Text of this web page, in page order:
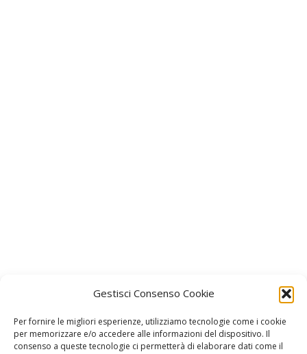
Gestisci Consenso Cookie
Per fornire le migliori esperienze, utilizziamo tecnologie come i cookie
per memorizzare e/o accedere alle informazioni del dispositivo. Il
consenso a queste tecnologie ci permetterà di elaborare dati come il